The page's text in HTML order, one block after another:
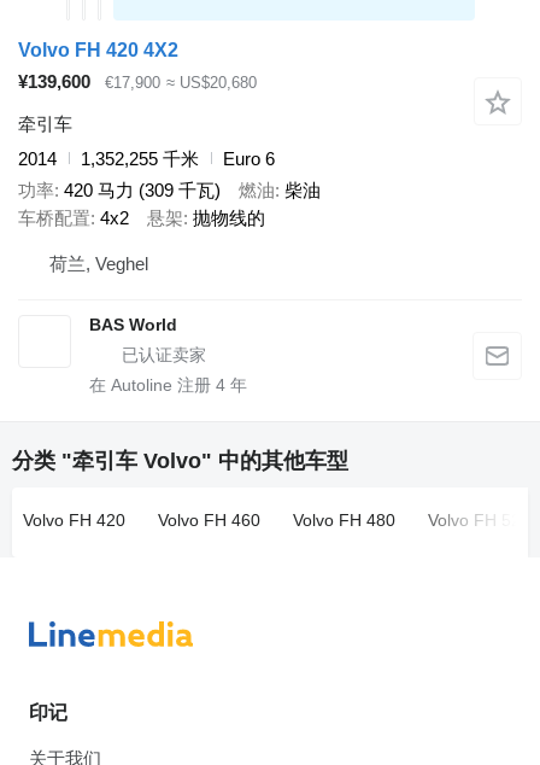
Volvo FH 420 4X2
¥139,600
€17,900 ≈ US$20,680
牵引车
2014
1,352,255 千米
Euro 6
功率 420 马力 (309 千瓦) 燃油 柴油
车桥配置 4x2 悬架 抛物线的
荷兰, Veghel
BAS World
在 Autoline 注册 4 年
分类 "牵引车 Volvo" 中的其他车型
Volvo FH 420 Volvo FH 460 Volvo FH 480 Volvo FH 520
印记
关于我们